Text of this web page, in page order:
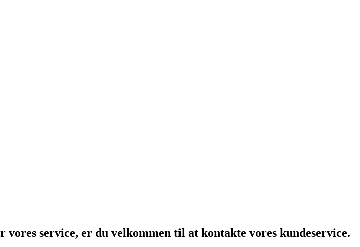
service, er du velkommen til at kontakte vores kundeservice.